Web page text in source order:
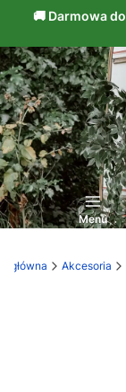
Menu
główna Akcesoria